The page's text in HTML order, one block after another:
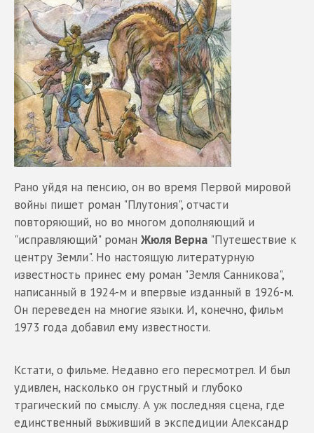
Рано уйдя на пенсию, он во время Первой мировой
войны пишет роман "Плутония", отчасти
повторяющий, но во многом дополняющий и
"исправляющий" роман Жюля Верна "Путешествие к
центру Земли". Но настоящую литературную
известность принес ему роман "Земля Санникова",
написанный в 1924-м и впервые изданный в 1926-м.
Он переведен на многие языки. И, конечно, фильм
1973 года добавил ему известности.
Кстати, о фильме. Недавно его пересмотрел. И был
удивлен, насколько он грустный и глубоко
трагический по смыслу. А уж последняя сцена, где
единственный выживший в экспедиции Александр